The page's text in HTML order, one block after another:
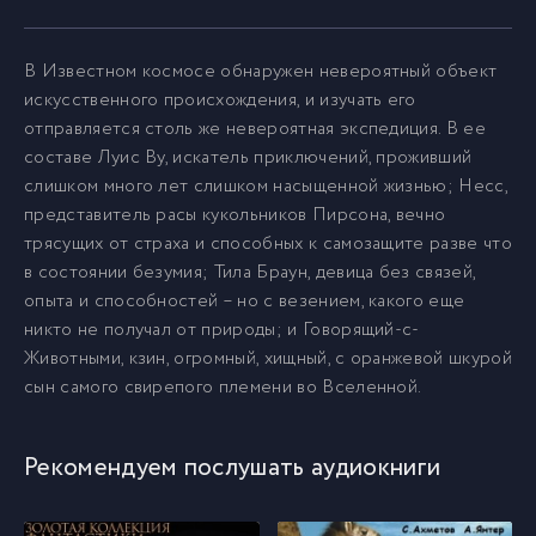
6 Мир-кольцо-05
7 Мир-кольцо-06
8 Мир-кольцо-07
9 Мир-кольцо-08
10 Мир-кольцо-09
В Известном космосе обнаружен невероятный объект
искусственного происхождения, и изучать его
отправляется столь же невероятная экспедиция. В ее
составе Луис Ву, искатель приключений, проживший
слишком много лет слишком насыщенной жизнью; Несс,
представитель расы кукольников Пирсона, вечно
трясущих от страха и способных к самозащите разве что
в состоянии безумия; Тила Браун, девица без связей,
опыта и способностей – но с везением, какого еще
никто не получал от природы; и Говорящий-с-
Животными, кзин, огромный, хищный, с оранжевой шкурой
сын самого свирепого племени во Вселенной.
Рекомендуем послушать аудиокниги